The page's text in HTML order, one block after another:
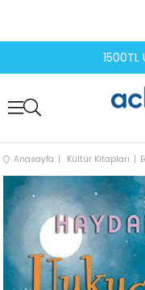
1500TL
Anasayfa Kültür Kitapları